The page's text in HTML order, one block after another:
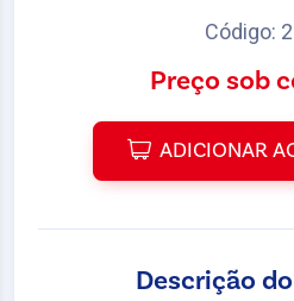
Código:
Preço sob
ADICIONAR
Descrição